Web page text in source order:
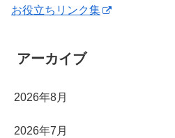
お役立ちリンク集
アーカイブ
2026年8月
2026年7月